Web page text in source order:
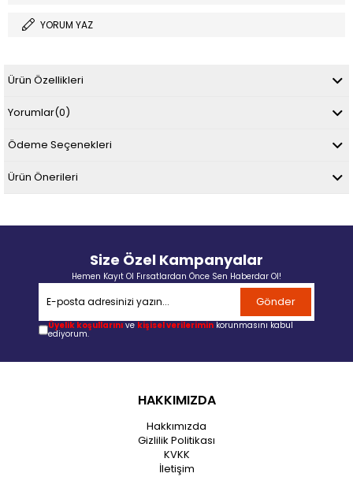
YORUM YAZ
Ürün Özellikleri
Yorumlar(0)
Ödeme Seçenekleri
Ürün Önerileri
Size Özel Kampanyalar
Hemen Kayıt Ol Fırsatlardan Önce Sen Haberdar Ol!
Gönder
Üyelik koşullarını ve kişisel verilerimin korunmasını kabul
ediyorum.
HAKKIMIZDA
Hakkımızda
Gizlilik Politikası
KVKK
İletişim